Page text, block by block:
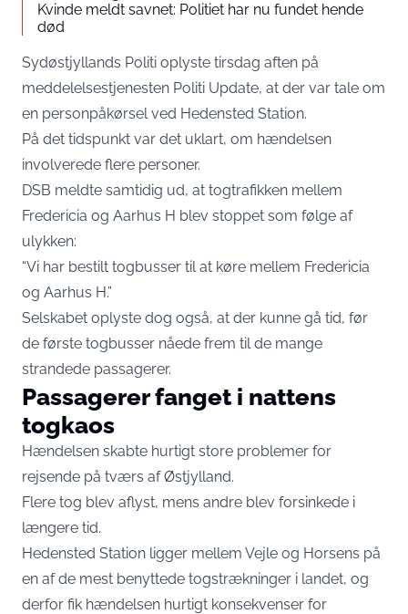
Kvinde meldt savnet: Politiet har nu fundet hende
død
Sydøstjyllands Politi oplyste tirsdag aften på
meddelelsestjenesten Politi Update, at der var tale om
en personpåkørsel ved Hedensted Station.
På det tidspunkt var det uklart, om hændelsen
involverede flere personer.
DSB meldte samtidig ud, at togtrafikken mellem
Fredericia og Aarhus H blev stoppet som følge af
ulykken:
“Vi har bestilt togbusser til at køre mellem Fredericia
og Aarhus H.”
Selskabet oplyste dog også, at der kunne gå tid, før
de første togbusser nåede frem til de mange
strandede passagerer.
Passagerer fanget i nattens
togkaos
Hændelsen skabte hurtigt store problemer for
rejsende på tværs af Østjylland.
Flere tog blev aflyst, mens andre blev forsinkede i
længere tid.
Hedensted Station ligger mellem Vejle og Horsens på
en af de mest benyttede togstrækninger i landet, og
derfor fik hændelsen hurtigt konsekvenser for